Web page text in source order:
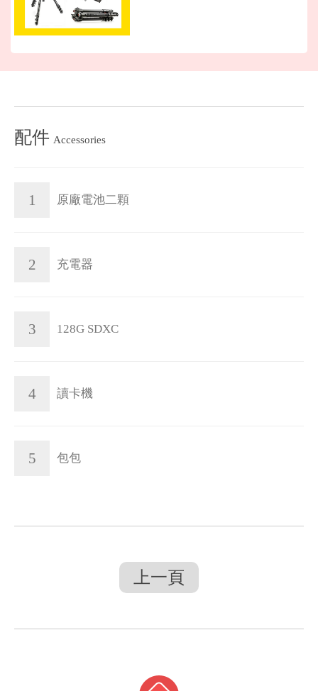
配件 Accessories
1 原廠電池二顆
2 充電器
3 128G SDXC
4 讀卡機
5 包包
上一頁